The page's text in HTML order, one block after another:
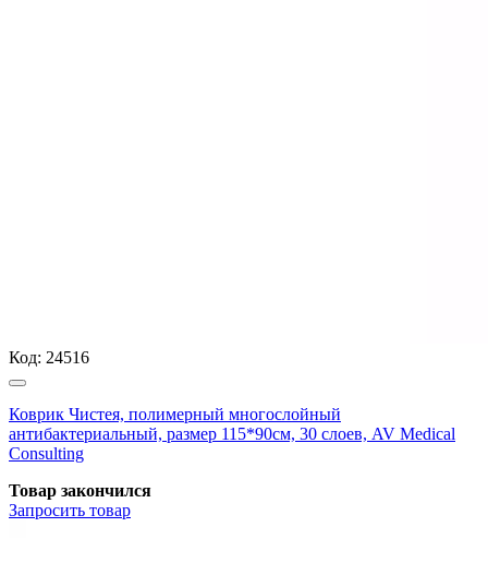
Код: 24516
Коврик Чистея, полимерный многослойный
антибактериальный, размер 115*90см, 30 слоев, AV Medical
Consulting
Товар закончился
Запросить товар